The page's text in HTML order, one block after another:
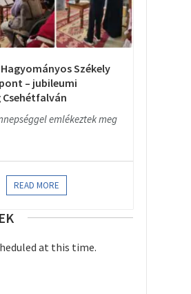
Székely
– jubileumi
Csehétfalván
emlékeztek meg
READ MORE
at this time.